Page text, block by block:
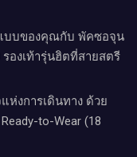
บบของคุณกับ พัคซอจุน
รองเท้ารุ่นฮิตที่สายสตรี
ห่งการเดินทาง ด้วย
to-Wear (18